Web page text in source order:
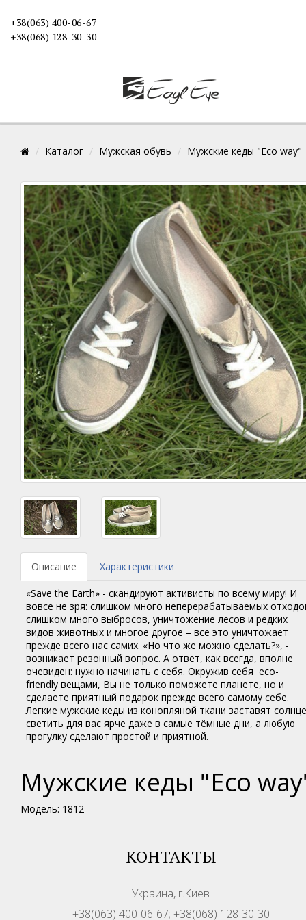
+38(063) 400-06-67
+38(068) 128-30-30
Каталог Мужская обувь Мужские кеды "Eco way"
Описание Характеристики
«Save the Earth» - скандируют активисты по всему миру! И
вовсе не зря: слишком много неперерабатываемых
слишком много выбросов, уничтожение лесов и редких
видов животных и многое другое – все это уничтожает
прежде всего нас самих. «Но что же можно сделать?», -
возникает резонный вопрос. А ответ, как всегда, вполне
очевиден: нужно начинать с себя. Окружив себя eco-
friendly вещами, Вы не только поможете планете, но и
сделаете приятный подарок прежде всего самому себе.
Легкие мужские кеды из конопляной ткани заставят солнце
светить для вас ярче даже в самые тёмные дни, а любую
прогулку сделают простой и приятной.
Мужские кеды "Eco
Модель: 1812
КОНТАКТЫ
Украина, г.Киев
+38(063) 400-06-67; +38(068) 128-30-30